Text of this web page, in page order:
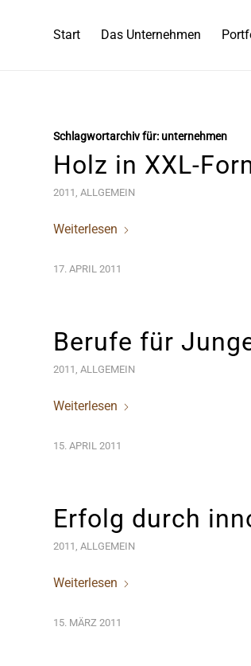
Start Das Unternehmen
Schlagwortarchiv für: unternehmen
Holz in XXL-
2011 , ALLGEMEIN
Weiterlesen
17. APRIL 2011
Berufe für
2011 , ALLGEMEIN
Weiterlesen
15. APRIL 2011
Erfolg durch
2011 , ALLGEMEIN
Weiterlesen
15. MÄRZ 2011